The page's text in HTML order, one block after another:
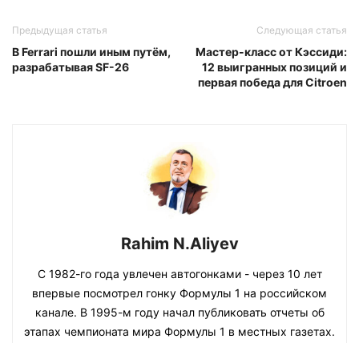
Предыдущая статья
В Ferrari пошли иным путём,
разрабатывая SF-26
Следующая статья
Мастер-класс от Кэссиди:
12 выигранных позиций и
первая победа для Citroen
Rahim N.Aliyev
С 1982-го года увлечен автогонками - через 10 лет
впервые посмотрел гонку Формулы 1 на российском
канале. В 1995-м году начал публиковать отчеты об
этапах чемпионата мира Формулы 1 в местных газетах.